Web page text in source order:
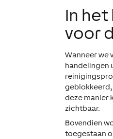
In
voor
Wanneer we
handelingen
geblokkeerd,
deze manier
zichtbaar.
Bovendien
toegestaan